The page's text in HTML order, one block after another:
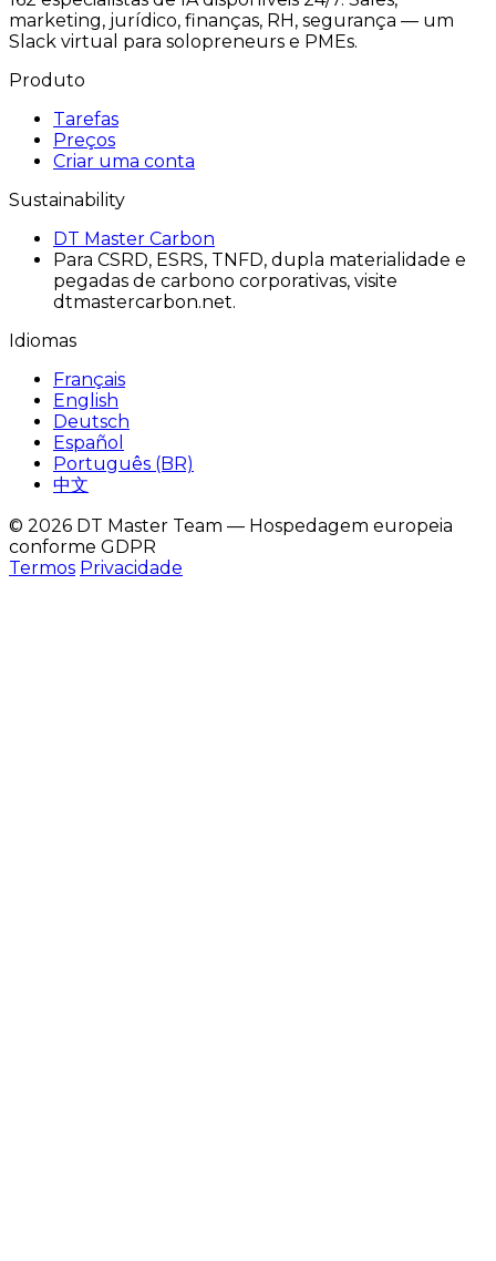
marketing, jurídico, finanças, RH, segurança — um
Slack virtual para solopreneurs e PMEs.
Produto
Tarefas
Preços
Criar uma conta
Sustainability
DT Master Carbon
Para CSRD, ESRS, TNFD, dupla materialidade e
pegadas de carbono corporativas, visite
dtmastercarbon.net.
Idiomas
Français
English
Deutsch
Español
Português (BR)
中文
© 2026 DT Master Team — Hospedagem europeia
conforme GDPR
Termos Privacidade